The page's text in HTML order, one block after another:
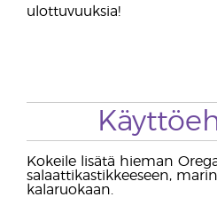
ulottuvuuksia!
Kokeile lisätä hieman
salaattikastikkeeseen,
kalaruokaan.